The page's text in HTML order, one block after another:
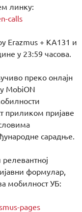
линку:
calls
Erazmus + KA131 и
у 23:59 часова.
преко онлајн
MobiON
приликом пријаве
сарадње.
формулар,
мобилност УБ:
pages